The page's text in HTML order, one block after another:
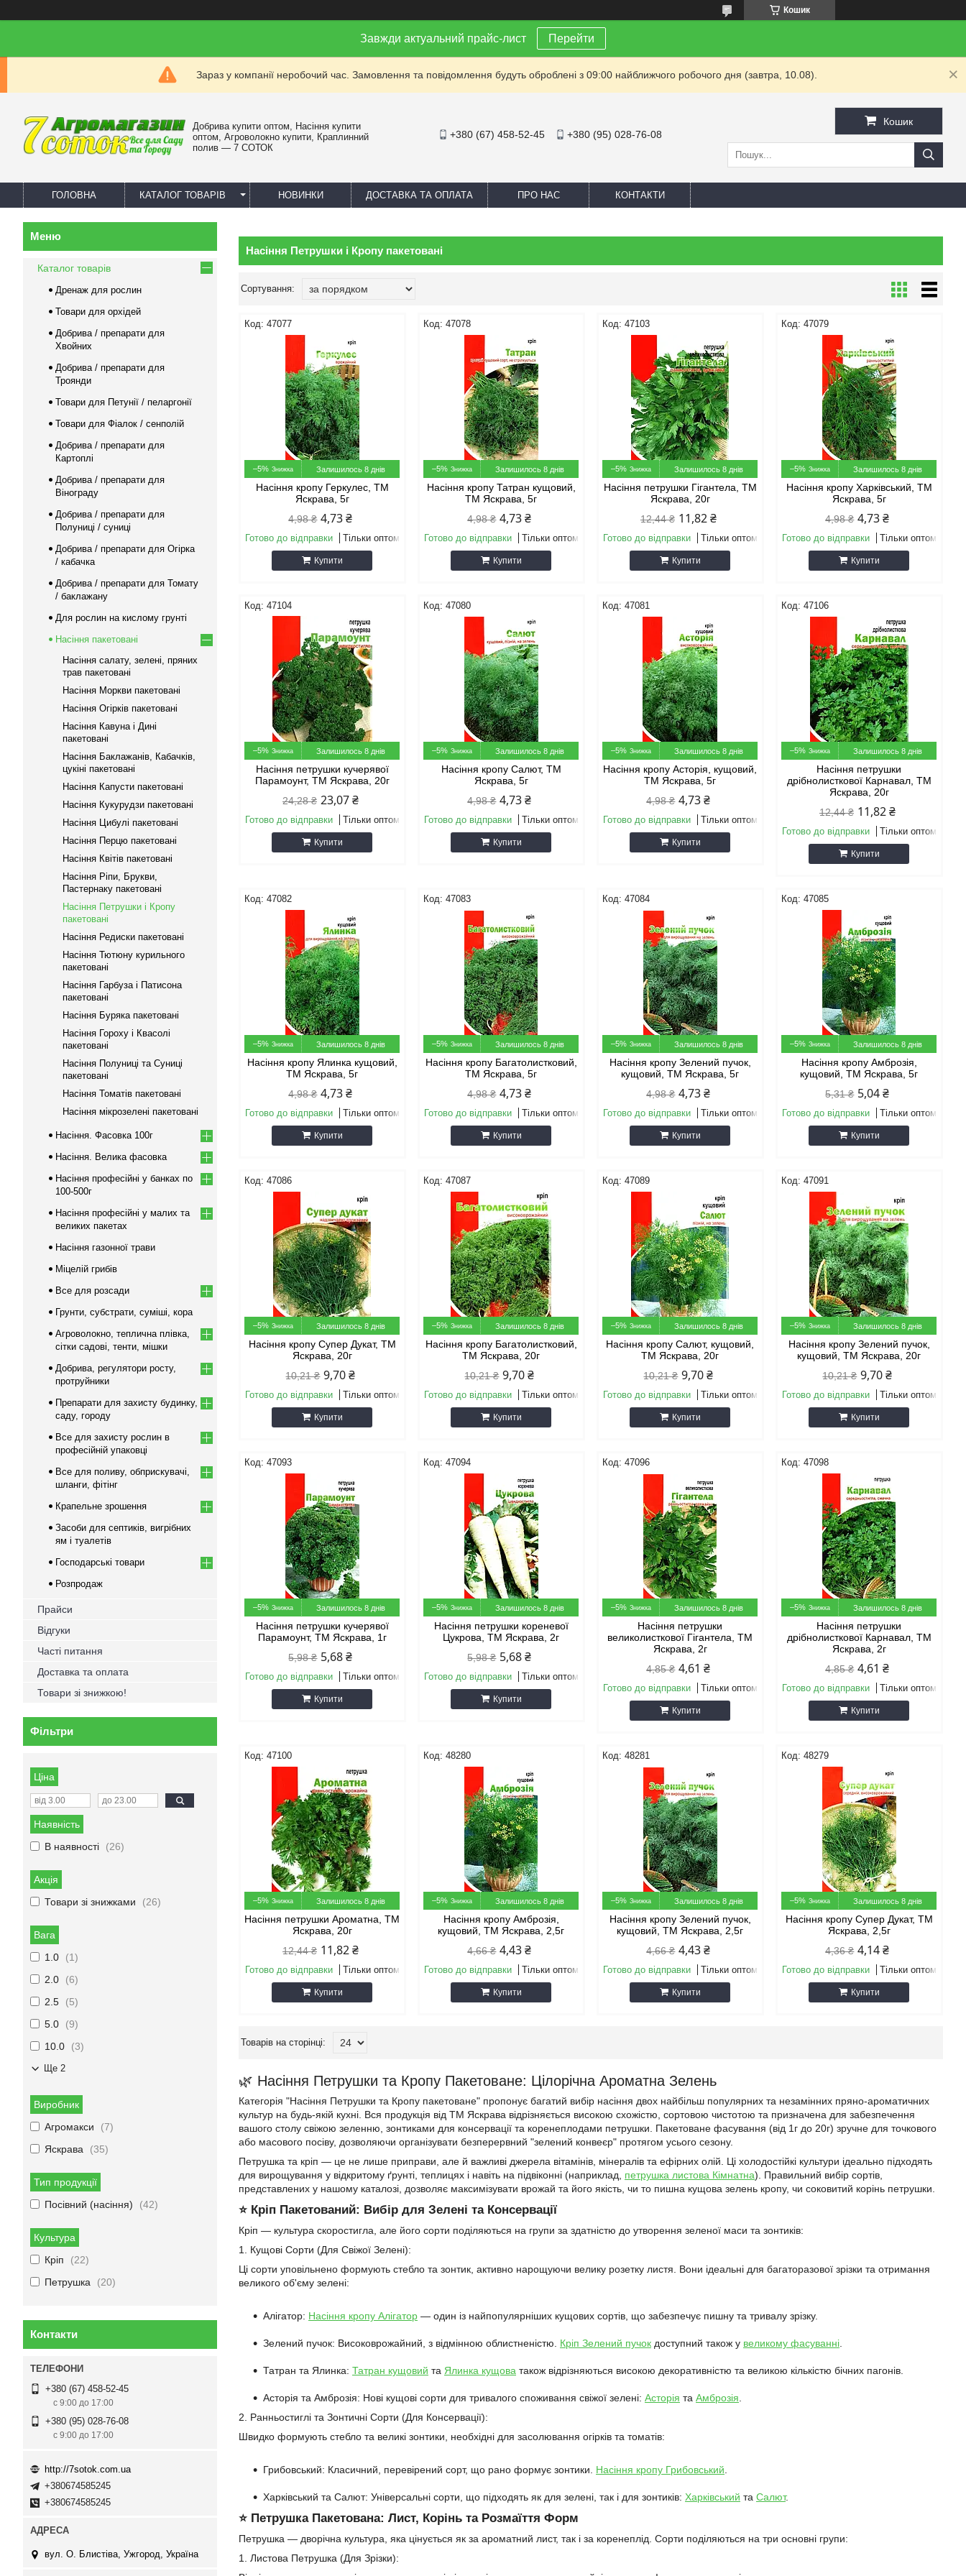
Кошик
Завжди актуальний прайс-лист Перейти
Зараз у компанії неробочий час. Замовлення та повідомлення будуть оброблені з 09:00 найближчого робочого дня (завтра, 10.08).
Добрива купити оптом, Насіння купити
оптом, Агроволокно купити, Краплинний
полив — 7 СОТОК
+380 (67) 458-52-45 +380 (95) 028-76-08
Кошик
ГОЛОВНА КАТАЛОГ ТОВАРІВ НОВИНКИ ДОСТАВКА ТА ОПЛАТА ПРО НАС КОНТАКТИ
Насіння Петрушки і Кропу пакетовані
47077
–5% Залишилось 8 днів
Насіння кропу Геркулес, ТМ
Яскрава, 5г
4,98 ₴ 4,73 ₴
Готово до відправки Тільки оптом
Купити
47078
–5% Залишилось 8 днів
Насіння кропу Татран кущовий,
ТМ Яскрава, 5г
4,98 ₴ 4,73 ₴
Готово до відправки Тільки оптом
Купити
47103
–5% Залишилось 8 днів
Насіння петрушки Гігантела, ТМ
Яскрава, 20г
12,44 ₴ 11,82 ₴
Готово до відправки Тільки оптом
Купити
47079
–5% Залишилось 8 днів
Насіння кропу Харкiвський, ТМ
Яскрава, 5г
4,98 ₴ 4,73 ₴
Готово до відправки Тільки оптом
Купити
47104
–5% Залишилось 8 днів
Насіння петрушки кучерявої
Парамоунт, ТМ Яскрава, 20г
24,28 ₴ 23,07 ₴
Готово до відправки Тільки оптом
Купити
47080
–5% Залишилось 8 днів
Насіння кропу Салют, ТМ
Яскрава, 5г
4,98 ₴ 4,73 ₴
Готово до відправки Тільки оптом
Купити
47081
–5% Залишилось 8 днів
Насіння кропу Асторія, кущовий,
ТМ Яскрава, 5г
4,98 ₴ 4,73 ₴
Готово до відправки Тільки оптом
Купити
47106
–5% Залишилось 8 днів
Насіння петрушки
дрібнолисткової Карнавал, ТМ
Яскрава, 20г
12,44 ₴ 11,82 ₴
Готово до відправки Тільки оптом
Купити
47082
–5% Залишилось 8 днів
Насіння кропу Ялинка кущовий,
ТМ Яскрава, 5г
4,98 ₴ 4,73 ₴
Готово до відправки Тільки оптом
Купити
47083
–5% Залишилось 8 днів
Насіння кропу Багатолистковий,
ТМ Яскрава, 5г
4,98 ₴ 4,73 ₴
Готово до відправки Тільки оптом
Купити
47084
–5% Залишилось 8 днів
Насіння кропу Зелений пучок,
кущовий, ТМ Яскрава, 5г
4,98 ₴ 4,73 ₴
Готово до відправки Тільки оптом
Купити
47085
–5% Залишилось 8 днів
Насіння кропу Амброзiя,
кущовий, ТМ Яскрава, 5г
5,31 ₴ 5,04 ₴
Готово до відправки Тільки оптом
Купити
47086
–5% Залишилось 8 днів
Насіння кропу Супер Дукат, ТМ
Яскрава, 20г
10,21 ₴ 9,70 ₴
Готово до відправки Тільки оптом
Купити
47087
–5% Залишилось 8 днів
Насіння кропу Багатолистковий,
ТМ Яскрава, 20г
10,21 ₴ 9,70 ₴
Готово до відправки Тільки оптом
Купити
47089
–5% Залишилось 8 днів
Насіння кропу Салют, кущовий,
ТМ Яскрава, 20г
10,21 ₴ 9,70 ₴
Готово до відправки Тільки оптом
Купити
47091
–5% Залишилось 8 днів
Насіння кропу Зелений пучок,
кущовий, ТМ Яскрава, 20г
10,21 ₴ 9,70 ₴
Готово до відправки Тільки оптом
Купити
47093
–5% Залишилось 8 днів
Насіння петрушки кучерявої
Парамоунт, ТМ Яскрава, 1г
5,98 ₴ 5,68 ₴
Готово до відправки Тільки оптом
Купити
47094
–5% Залишилось 8 днів
Насіння петрушки кореневої
Цукрова, ТМ Яскрава, 2г
5,98 ₴ 5,68 ₴
Готово до відправки Тільки оптом
Купити
47096
–5% Залишилось 8 днів
Насіння петрушки
великолисткової Гігантела, ТМ
Яскрава, 2г
4,85 ₴ 4,61 ₴
Готово до відправки Тільки оптом
Купити
47098
–5% Залишилось 8 днів
Насіння петрушки
дрібнолисткової Карнавал, ТМ
Яскрава, 2г
4,85 ₴ 4,61 ₴
Готово до відправки Тільки оптом
Купити
47100
–5% Залишилось 8 днів
Насіння петрушки Ароматна, ТМ
Яскрава, 20г
12,44 ₴ 11,82 ₴
Готово до відправки Тільки оптом
Купити
48280
–5% Залишилось 8 днів
Насіння кропу Амброзiя,
кущовий, ТМ Яскрава, 2,5г
4,66 ₴ 4,43 ₴
Готово до відправки Тільки оптом
Купити
48281
–5% Залишилось 8 днів
Насіння кропу Зелений пучок,
кущовий, ТМ Яскрава, 2,5г
4,66 ₴ 4,43 ₴
Готово до відправки Тільки оптом
Купити
48279
–5% Залишилось 8 днів
Насіння кропу Супер Дукат, ТМ
Яскрава, 2,5г
4,36 ₴ 4,14 ₴
Готово до відправки Тільки оптом
Купити
🌿 Насіння Петрушки та Кропу Пакетоване: Цілорічна Ароматна Зелень
Категорія "Насіння Петрушки та Кропу пакетоване" пропонує багатий вибір насіння двох найбільш популярних та незамінних пряно-ароматичних
культур на будь-якій кухні. Вся продукція від ТМ Яскрава відрізняється високою схожістю, сортовою чистотою та призначена для забезпечення
вашого столу свіжою зеленню, зонтиками для консервації та коренеплодами петрушки. Пакетоване фасування (від 1г до 20г) зручне для точкового
або масового посіву, дозволяючи організувати безперервний "зелений конвеєр" протягом усього сезону.
Петрушка та кріп — це не лише приправи, але й важливі джерела вітамінів, мінералів та ефірних олій. Ці холодостійкі культури ідеально підходять
для вирощування у відкритому ґрунті, теплицях і навіть на підвіконні (наприклад, петрушка листова Кімнатна). Правильний вибір сортів,
представлених у нашому каталозі, дозволяє максимізувати врожай та його якість, чи то пишна кущова зелень кропу, чи соковитий корінь петрушки.
⭐ Кріп Пакетований: Вибір для Зелені та Консервації
Кріп — культура скоростигла, але його сорти поділяються на групи за здатністю до утворення зеленої маси та зонтиків:
1. Кущові Сорти (Для Свіжої Зелені):
Ці сорти уповільнено формують стебло та зонтик, активно нарощуючи велику розетку листя. Вони ідеальні для багаторазової зрізки та отримання
великого об'єму зелені:
Алігатор: Насіння кропу Алігатор — один із найпопулярніших кущових сортів, що забезпечує пишну та тривалу зрізку.
Зелений пучок: Високоврожайний, з відмінною облистненістю. Кріп Зелений пучок доступний також у великому фасуванні
Татран та Ялинка: Татран кущовий та Ялинка кущова також відрізняються високою декоративністю та великою кількістю бічних пагонів.
Асторія та Амброзія: Нові кущові сорти для тривалого споживання свіжої зелені: Асторія та Амброзія
2. Ранньостиглі та Зонтичні Сорти (Для Консервації):
Швидко формують стебло та великі зонтики, необхідні для засолювання огірків та томатів:
Грибовський: Класичний, перевірений сорт, що рано формує зонтики. Насіння кропу Грибовський
Харківський та Салют: Універсальні сорти, що підходять як для зелені, так і для зонтиків: Харківський та Салют.
⭐ Петрушка Пакетована: Лист, Корінь та Розмаїття Форм
Петрушка — дворічна культура, яка цінується як за ароматний лист, так і за коренеплід. Сорти поділяються на три основні групи:
1. Листова Петрушка (Для Зрізки):
Каталог товарів
Дренаж для рослин
Товари для орхідей
Добрива / препарати для
Хвойних
Добрива / препарати для
Троянди
Товари для Петунії / пеларгонії
Товари для Фіалок / сенполій
Добрива / препарати для
Картоплі
Добрива / препарати для
Вінограду
Добрива / препарати для
Полуниці / суниці
Добрива / препарати для Огірка
/ кабачка
Добрива / препарати для Томату
/ баклажану
Для рослин на кислому грунті
Насіння пакетовані
Насіння салату, зелені, пряних
трав пакетовані
Насіння Моркви пакетовані
Насіння Огірків пакетовані
Насіння Кавуна і Дині
пакетовані
Насіння Баклажанів, Кабачків,
цукіні пакетовані
Насіння Капусти пакетовані
Насіння Кукурудзи пакетовані
Насіння Цибулі пакетовані
Насіння Перцю пакетовані
Насіння Квітів пакетовані
Насіння Ріпи, Брукви,
Пастернаку пакетовані
Насіння Петрушки і Кропу
пакетовані
Насіння Редиски пакетовані
Насіння Тютюну курильного
пакетовані
Насіння Гарбуза і Патисона
пакетовані
Насіння Буряка пакетовані
Насіння Гороху і Квасолі
пакетовані
Насіння Полуниці та Суниці
пакетовані
Насіння Томатів пакетовані
Насіння мікрозелені пакетовані
Насіння. Фасовка 100г
Насіння. Велика фасовка
Насіння професійні у банках по
100-500г
Насіння професійні у малих та
великих пакетах
Насіння газонної трави
Міцелій грибів
Все для розсади
Грунти, субстрати, суміші, кора
Агроволокно, теплична плівка,
сітки садові, тенти, мішки
Добрива, регулятори росту,
протруйники
Препарати для захисту будинку,
саду, городу
Все для захисту рослин в
професійній упаковці
Все для поливу, обприскувачі,
шланги, фітінг
Крапельне зрошення
Засоби для септиків, вигрібних
ям і туалетів
Господарські товари
Розпродаж
Прайси
Відгуки
Часті питання
Доставка та оплата
Товари зі знижкою!
Фільтри
Ціна
Наявність
В наявності
26
Акція
Товари зі знижками
26
Вага
1.0
1
2.0
6
2.5
5
5.0
9
10.0
3
Ще 2
Виробник
Агромакси
7
Яскрава
35
Тип продукції
Посівний (насіння)
42
Культура
Кріп
22
Петрушка
20
Контакти
+380 (67) 458-52-45
с 9:00 до 17:00
+380 (95) 028-76-08
с 9:00 до 17:00
http://7sotok.com.ua
+380674585245
+380674585245
вул. О. Блистіва, Ужгород, Україна